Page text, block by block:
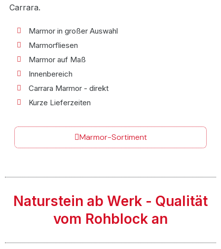
Carrara.
Marmor in großer Auswahl
Marmorfliesen
Marmor auf Maß
Innenbereich
Carrara Marmor - direkt
Kurze Lieferzeiten
Marmor-Sortiment
Naturstein ab Werk - Qualität
vom Rohblock an